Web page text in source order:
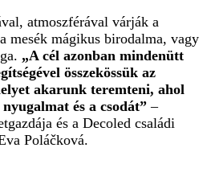
atmoszférával várják a
mesék mágikus birodalma, vagy
„A cél azonban mindenütt
összekössük az
akarunk teremteni, ahol
és a csodát” –
és a Decoled családi
Poláčková.